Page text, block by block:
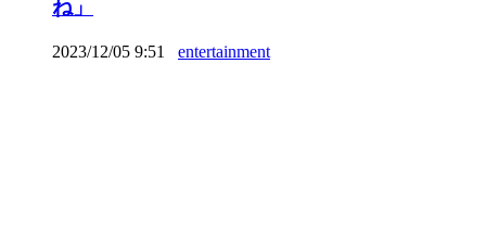
ね」
2023/12/05 9:51 entertainment